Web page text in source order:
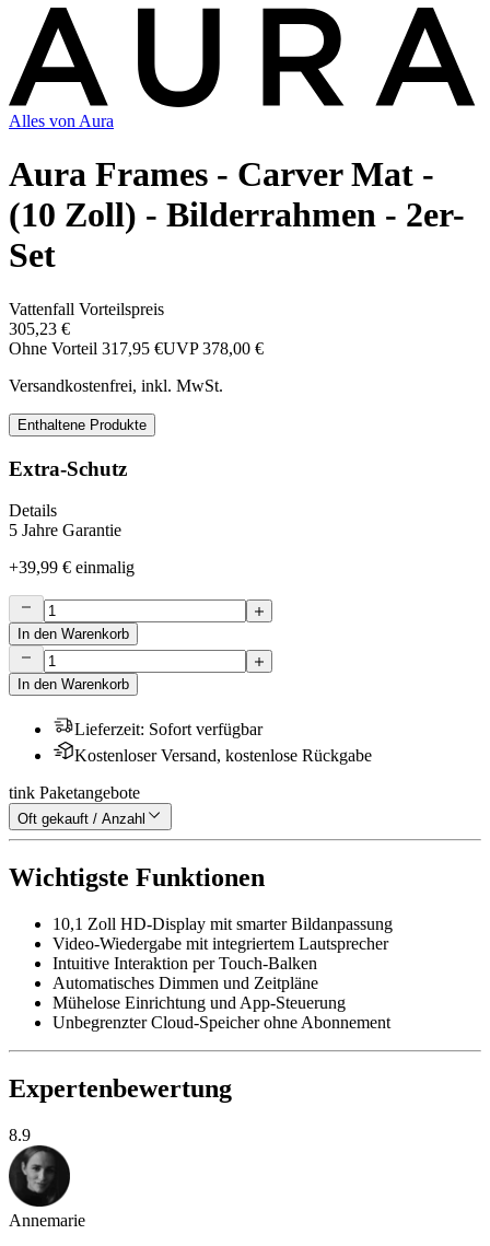
Alles von Aura
Aura Frames - Carver Mat -
(10 Zoll) - Bilderrahmen - 2er-
Set
Vattenfall Vorteilspreis
305,23 €
Ohne Vorteil 317,95 €UVP 378,00 €
Versandkostenfrei, inkl. MwSt.
Enthaltene Produkte
Extra-Schutz
Details
5 Jahre Garantie
+39,99 € einmalig
In den Warenkorb
In den Warenkorb
Lieferzeit: Sofort verfügbar
Kostenloser Versand, kostenlose Rückgabe
tink Paketangebote
Oft gekauft / Anzahl
Wichtigste Funktionen
10,1 Zoll HD-Display mit smarter Bildanpassung
Video-Wiedergabe mit integriertem Lautsprecher
Intuitive Interaktion per Touch-Balken
Automatisches Dimmen und Zeitpläne
Mühelose Einrichtung und App-Steuerung
Unbegrenzter Cloud-Speicher ohne Abonnement
Expertenbewertung
8.9
Annemarie